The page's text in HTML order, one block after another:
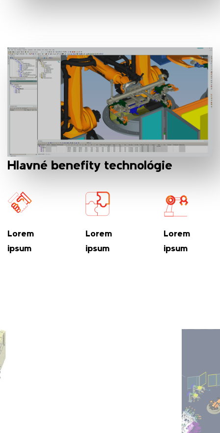
Hlavné benefity technológie
Lorem
ipsum
Lorem
ipsum
Lorem
ipsum